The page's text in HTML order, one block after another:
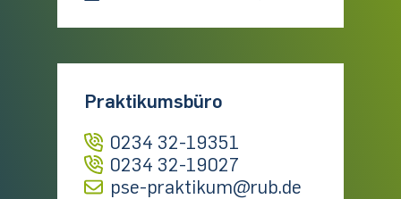
Praktikumsbüro
0234 32-19351
0234 32-19027
pse-praktikum@rub.de